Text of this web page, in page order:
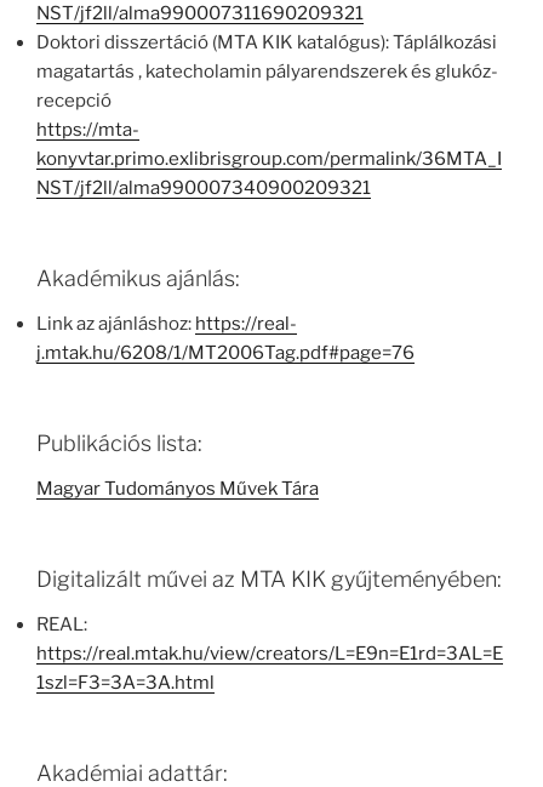
NST/jf2ll/alma990007311690209321
Doktori disszertáció (MTA KIK katalógus): Táplálkozási
magatartás , katecholamin pályarendszerek és glukóz-
recepció
https://mta-
konyvtar.primo.exlibrisgroup.com/permalink/36MTA_I
NST/jf2ll/alma990007340900209321
Akadémikus ajánlás:
Link az ajánláshoz: https://real-
j.mtak.hu/6208/1/MT2006Tag.pdf#page=76
Publikációs lista:
Magyar Tudományos Művek Tára
Digitalizált művei az MTA KIK gyűjteményében:
REAL:
https://real.mtak.hu/view/creators/L=E9n=E1rd=3AL=E
1szl=F3=3A=3A.html
Akadémiai adattár: